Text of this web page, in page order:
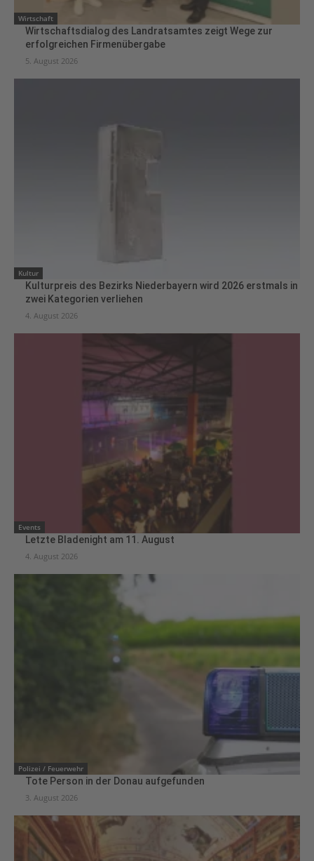
Wirtschaft
Wirtschaftsdialog des Landratsamtes zeigt Wege zur
erfolgreichen Firmenübergabe
5. August 2026
Kultur
Kulturpreis des Bezirks Niederbayern wird 2026 erstmals in
zwei Kategorien verliehen
4. August 2026
Events
Letzte Bladenight am 11. August
4. August 2026
Polizei / Feuerwehr
Tote Person in der Donau aufgefunden
3. August 2026